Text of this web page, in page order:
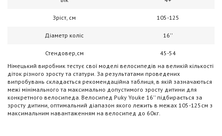
Зріст, см 105-125
Діаметр коліс 16''
Стендовер,см
45-54
Німецький виробник тестує свої моделі велосипедів на великій кількості
діток різного зросту та статури. За результатами проведених
випробувань складається рекомендаційна таблиця, в якій зазначаються
межі мінімального та максимально допустимого зросту дитини для
конкретного велосипеда. Велосипед Puky Youke 16'' підбирається за
зросту дитини, оптимальний діапазон якого лежить в межах 105-125см з
максимальним навантаженням на велосипед до 60кг.